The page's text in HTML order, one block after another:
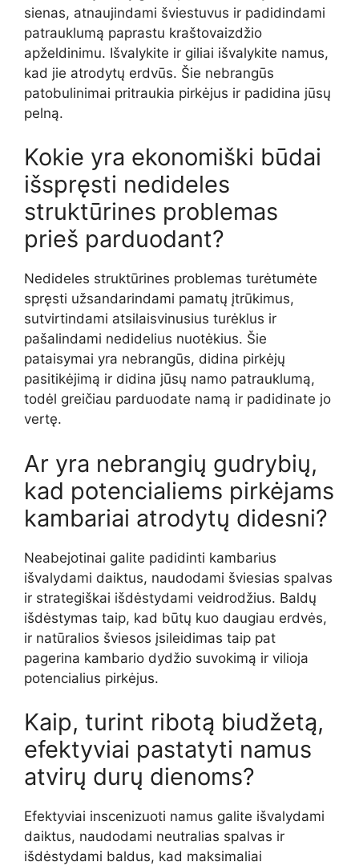
sienas, atnaujindami šviestuvus ir padidindami
patrauklumą paprastu kraštovaizdžio
apželdinimu. Išvalykite ir giliai išvalykite namus,
kad jie atrodytų erdvūs. Šie nebrangūs
patobulinimai pritraukia pirkėjus ir padidina jūsų
pelną.
Kokie yra ekonomiški būdai
išspręsti nedideles
struktūrines problemas
prieš parduodant?
Nedideles struktūrines problemas turėtumėte
spręsti užsandarindami pamatų įtrūkimus,
sutvirtindami atsilaisvinusius turėklus ir
pašalindami nedidelius nuotėkius. Šie
pataisymai yra nebrangūs, didina pirkėjų
pasitikėjimą ir didina jūsų namo patrauklumą,
todėl greičiau parduodate namą ir padidinate jo
vertę.
Ar yra nebrangių gudrybių,
kad potencialiems pirkėjams
kambariai atrodytų didesni?
Neabejotinai galite padidinti kambarius
išvalydami daiktus, naudodami šviesias spalvas
ir strategiškai išdėstydami veidrodžius. Baldų
išdėstymas taip, kad būtų kuo daugiau erdvės,
ir natūralios šviesos įsileidimas taip pat
pagerina kambario dydžio suvokimą ir vilioja
potencialius pirkėjus.
Kaip, turint ribotą biudžetą,
efektyviai pastatyti namus
atvirų durų dienoms?
Efektyviai inscenizuoti namus galite išvalydami
daiktus, naudodami neutralias spalvas ir
išdėstydami baldus, kad maksimaliai